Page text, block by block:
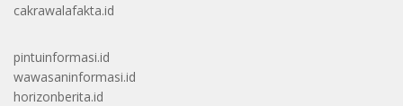
cakrawalafakta.id
pintuinformasi.id
wawasaninformasi.id
horizonberita.id